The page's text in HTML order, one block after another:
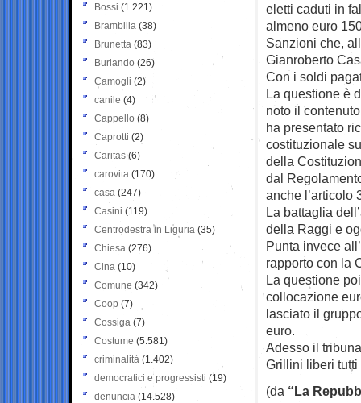
eletti caduti in
almeno euro
Sanzioni che,
Gianroberto
Con i soldi
La questione è
noto il
ha presentato
costituzionale
della
dal
anche l’articolo
La battaglia
della Raggi e
Punta invece
rapporto con la
La questione
collocazione
lasciato il
euro.
Adesso il
Grillini liberi
(da “La
Bossi (1.221)
Brambilla (38)
Brunetta (83)
Burlando (26)
Camogli (2)
canile (4)
Cappello (8)
Caprotti (2)
Caritas (6)
carovita (170)
casa (247)
Casini (119)
Centrodestra in Liguria (35)
Chiesa (276)
Cina (10)
Comune (342)
Coop (7)
Cossiga (7)
Costume (5.581)
criminalità (1.402)
democratici e progressisti (19)
denuncia (14.528)